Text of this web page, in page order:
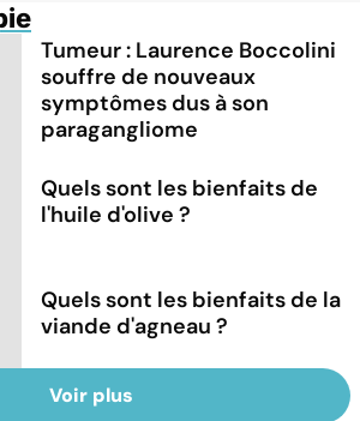
Tumeur : Laurence Boccolini
souffre de nouveaux
symptômes dus à son
paragangliome
Quels sont les bienfaits de
l'huile d'olive ?
Quels sont les bienfaits de la
viande d'agneau ?
Voir plus